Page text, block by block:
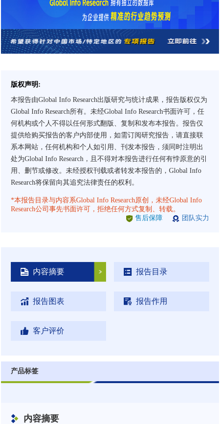
版权声明:
本报告由Global Info Research出版研究与统计成果，报告版权仅为
Global Info Research所有。未经Global Info Research书面许可，任
何机构或个人不得以任何形式翻版、复制和发布本报告。报告仅
提供给购买报告的客户内部使用，如需订阅研究报告，请直接联
系本网站，任何机构和个人如引用、刊发本报告，须同时注明出
处为Global Info Research，且不得对本报告进行任何有悖原意的引
用、删节或修改。未经授权刊载或者转发本报告的，Global Info
Research将保留向其追究法律责任的权利。
*本报告目录与内容系Global Info Research原创，未经Global Info
Research公司事先书面许可，拒绝任何方式复制、转载。
售后保障
团队实力
内容摘要 报告目录
报告图表 报告作用
客户评价
产品标签
内容摘要